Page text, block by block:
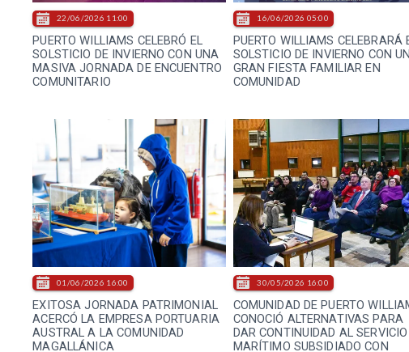
PUERTO WILLIAMS CELEBRÓ EL
SOLSTICIO DE INVIERNO CON UNA
MASIVA JORNADA DE ENCUENTRO
COMUNITARIO
22/06/2026 11:00
PUERTO WILLIAMS CELEBRARÁ
SOLSTICIO DE INVIERNO CON
GRAN FIESTA FAMILIAR EN
COMUNIDAD
16/06/2026 05:00
EXITOSA JORNADA PATRIMONIAL
ACERCÓ LA EMPRESA PORTUARIA
AUSTRAL A LA COMUNIDAD
MAGALLÁNICA
01/06/2026 16:00
COMUNIDAD DE PUERTO
CONOCIÓ ALTERNATIVAS PARA
DAR CONTINUIDAD AL SERVICIO
MARÍTIMO SUBSIDIADO CON
30/05/2026 16:00